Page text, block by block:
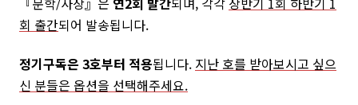
회 출간되어 발송됩니다.
정기구독은 3호부터 적용됩니다. 지난 호를 받아보시고 싶으
신 분들은 옵션을 선택해주세요.